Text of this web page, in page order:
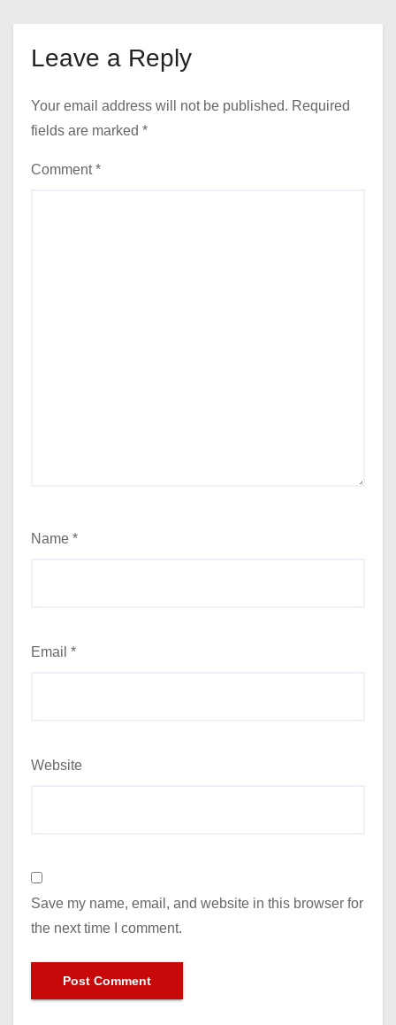
Leave a Reply
Your email address will not be published. Required
fields are marked *
Comment*
Name *
Email *
Website
Save my name, email, and website in this browser for
the next time I comment.